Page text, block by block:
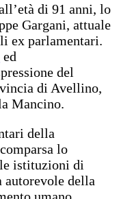
di 91 anni, lo
Gargani, attuale
ex parlamentari.
ed
del
di Avellino,
Mancino.
della
lo
istituzioni di
autorevole della